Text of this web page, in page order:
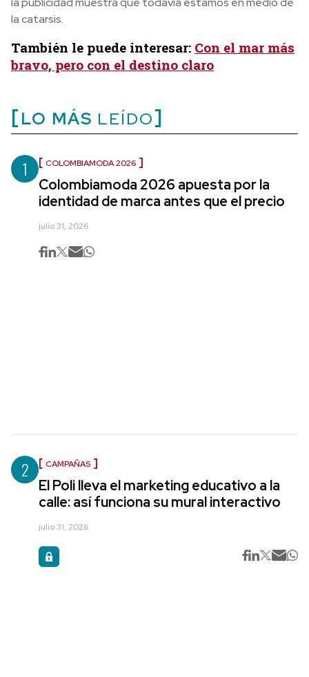
la catarsis.
También le puede interesar: Con el mar más
bravo, pero con el destino claro
LO MÁS LEÍDO
1 COLOMBIAMODA 2026
Colombiamoda 2026 apuesta por la
identidad de marca antes que el precio
julio 31, 2026
2 CAMPAÑAS
El Poli lleva el marketing educativo a la
calle: así funciona su mural interactivo
julio 31, 2026